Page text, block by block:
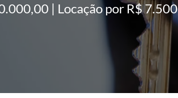
| Locação por R$